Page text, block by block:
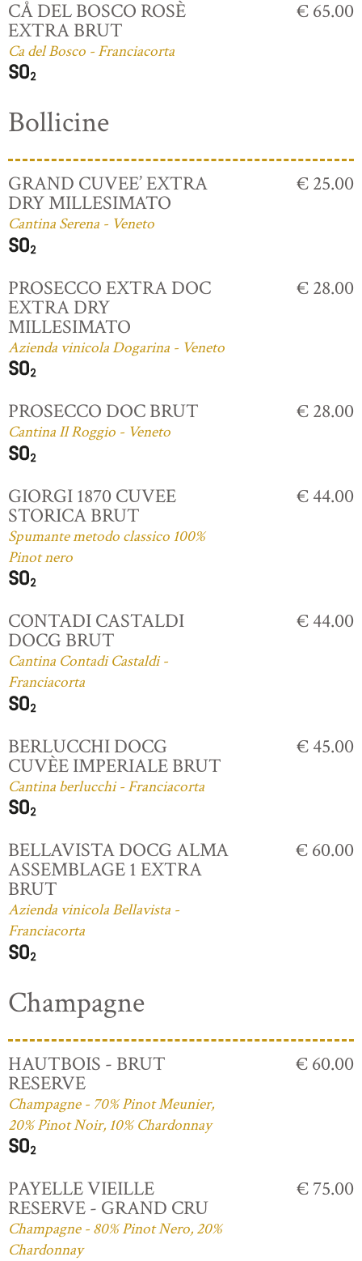
CÅ DEL BOSCO ROSÈ
EXTRA BRUT
Ca del Bosco - Franciacorta
€ 65.00
Bollicine
GRAND CUVEE’ EXTRA
DRY MILLESIMATO
Cantina Serena - Veneto
€ 25.00
PROSECCO EXTRA DOC
EXTRA DRY
MILLESIMATO
Azienda vinicola Dogarina - Veneto
€ 28.00
PROSECCO DOC BRUT
Cantina Il Roggio - Veneto
€ 28.00
GIORGI 1870 CUVEE
STORICA BRUT
Spumante metodo classico 100%
Pinot nero
€ 44.00
CONTADI CASTALDI
DOCG BRUT
Cantina Contadi Castaldi -
Franciacorta
€ 44.00
BERLUCCHI DOCG
CUVÈE IMPERIALE BRUT
Cantina berlucchi - Franciacorta
€ 45.00
BELLAVISTA DOCG ALMA
ASSEMBLAGE 1 EXTRA
BRUT
Azienda vinicola Bellavista -
Franciacorta
€ 60.00
Champagne
HAUTBOIS - BRUT
RESERVE
Champagne - 70% Pinot Meunier,
20% Pinot Noir, 10% Chardonnay
€ 60.00
PAYELLE VIEILLE
RESERVE - GRAND CRU
Champagne - 80% Pinot Nero, 20%
Chardonnay
€ 75.00